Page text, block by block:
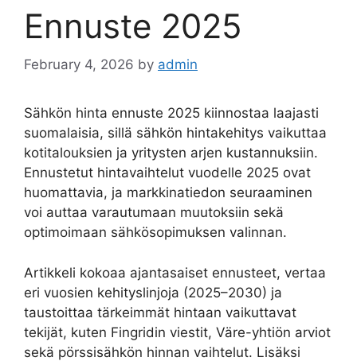
Ennuste 2025
February 4, 2026 by admin
Sähkön hinta ennuste 2025 kiinnostaa laajasti
suomalaisia, sillä sähkön hintakehitys vaikuttaa
kotitalouksien ja yritysten arjen kustannuksiin.
Ennustetut hintavaihtelut vuodelle 2025 ovat
huomattavia, ja markkinatiedon seuraaminen
voi auttaa varautumaan muutoksiin sekä
optimoimaan sähkösopimuksen valinnan.
Artikkeli kokoaa ajantasaiset ennusteet, vertaa
eri vuosien kehityslinjoja (2025–2030) ja
taustoittaa tärkeimmät hintaan vaikuttavat
tekijät, kuten Fingridin viestit, Väre-yhtiön arviot
sekä pörssisähkön hinnan vaihtelut. Lisäksi